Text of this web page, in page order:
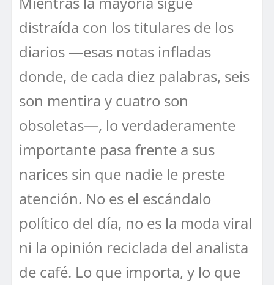
distraída con los titulares de los
diarios —esas notas infladas
donde, de cada diez palabras, seis
son mentira y cuatro son
obsoletas—, lo verdaderamente
importante pasa frente a sus
narices sin que nadie le preste
atención. No es el escándalo
político del día, no es la moda viral
ni la opinión reciclada del analista
de café. Lo que importa, y lo que